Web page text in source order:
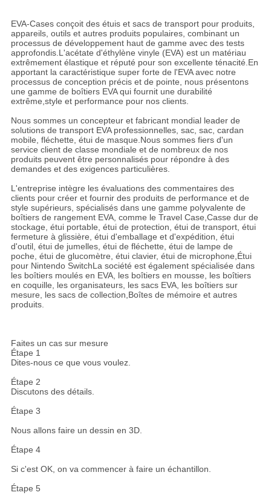
EVA-Cases conçoit des étuis et sacs de transport pour produits,
appareils, outils et autres produits populaires, combinant un
processus de développement haut de gamme avec des tests
approfondis.L'acétate d'éthylène vinyle (EVA) est un matériau
extrêmement élastique et réputé pour son excellente ténacité.En
apportant la caractéristique super forte de l'EVA avec notre
processus de conception précis et de pointe, nous présentons
une gamme de boîtiers EVA qui fournit une durabilité
extrême,style et performance pour nos clients.
Nous sommes un concepteur et fabricant mondial leader de
solutions de transport EVA professionnelles, sac, sac, cardan
mobile, fléchette, étui de masque.Nous sommes fiers d'un
service client de classe mondiale et de nombreux de nos
produits peuvent être personnalisés pour répondre à des
demandes et des exigences particulières.
L'entreprise intègre les évaluations des commentaires des
clients pour créer et fournir des produits de performance et de
style supérieurs, spécialisés dans une gamme polyvalente de
boîtiers de rangement EVA, comme le Travel Case,Casse dur de
stockage, étui portable, étui de protection, étui de transport, étui
fermeture à glissière, étui d'emballage et d'expédition, étui
d'outil, étui de jumelles, étui de fléchette, étui de lampe de
poche, étui de glucomètre, étui clavier, étui de microphone,Étui
pour Nintendo SwitchLa société est également spécialisée dans
les boîtiers moulés en EVA, les boîtiers en mousse, les boîtiers
en coquille, les organisateurs, les sacs EVA, les boîtiers sur
mesure, les sacs de collection,Boîtes de mémoire et autres
produits.
Faites un cas sur mesure
Étape 1
Dites-nous ce que vous voulez.
Étape 2
Discutons des détails.
Étape 3
Nous allons faire un dessin en 3D.
Étape 4
Si c'est OK, on va commencer à faire un échantillon.
Étape 5